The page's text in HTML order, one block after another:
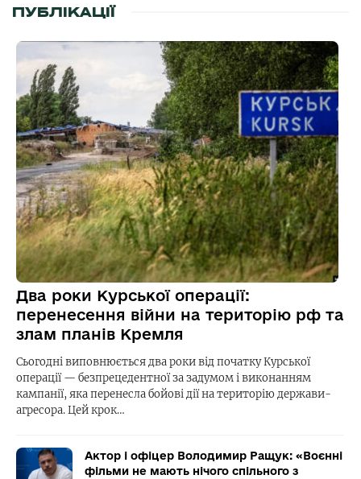
ПУБЛІКАЦІЇ
Два роки Курської операції:
перенесення війни на територію рф та
злам планів Кремля
Сьогодні виповнюється два роки від початку Курської
операції — безпрецедентної за задумом і виконанням
кампанії, яка перенесла бойові дії на територію держави-
агресора. Цей крок…
Актор і офіцер Володимир Ращук: «Воєнні
фільми не мають нічого спільного з